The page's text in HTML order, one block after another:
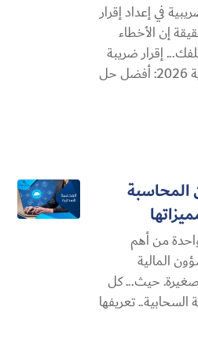
في إعداد إقرار
إن الأخطاء
إقرار ضريبة
القيمة المضافة في السعودية 2026: أفضل حل
المحاسبة
من أهم
المالية
حيث... كل
تعريفها